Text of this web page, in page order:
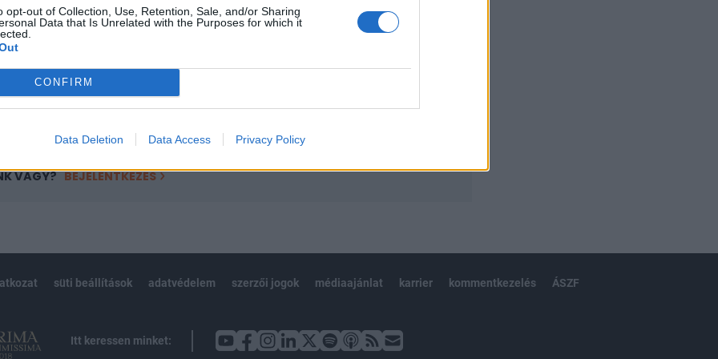
opt-out of Collection, Use, Retention, Sale, and/or Sharing
Data that Is Unrelated with the Purposes for which it
CONFIRM
Data Deletion Data Access Privacy Policy
tartalmazza:
cikkarchívum
elmúlt 2 év napon belüli
VAGY? BEJELENTKEZÉS
süti beállítások adatvédelem szerzői jogok médiaajánlat karrier kommentkezelés ÁSZF
Itt keressen minket: